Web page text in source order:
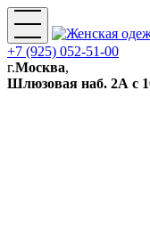
+7 (925) 052-51-00
г.Москва,
Шлюзовая наб. 2А с